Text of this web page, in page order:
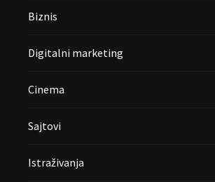
Biznis
Digitalni marketing
Cinema
Sajtovi
Istraživanja